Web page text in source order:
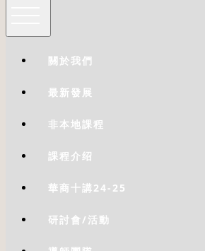
關於我們
最新發展
非本地課程
課程介绍
華商十講24-25
研討會/活動